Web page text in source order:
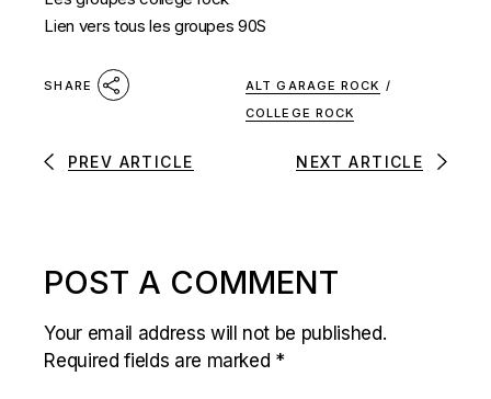
Lien vers tous les groupes 90S
SHARE ALT GARAGE ROCK /
COLLEGE ROCK
PREV ARTICLE NEXT ARTICLE
POST A COMMENT
Your email address will not be published.
Required fields are marked *